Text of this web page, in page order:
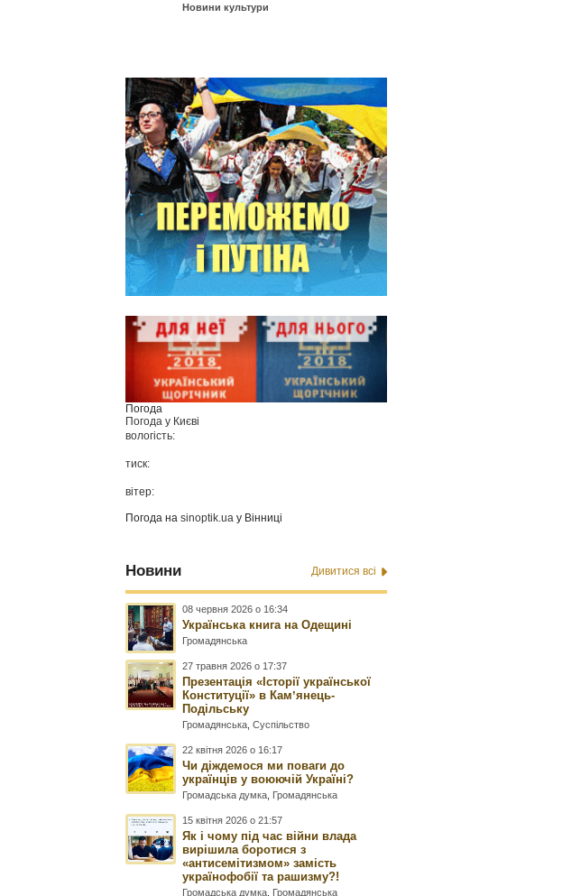
Новини культури
Погода
Погода у Києві
вологість:
тиск:
вітер:
Погода наsinoptik.ua у Вінниці
Новини Дивитися всі
08 червня 2026 о 16:34
Українська книга на Одещині
Громадянська
27 травня 2026 о 17:37
Презентація «Історії української
Конституції» в Камʼянець-
Подільську
Громадянська ,Суспільство
22 квітня 2026 о 16:17
Чи діждемося ми поваги до
українців у воюючій Україні?
Громадська думка Громадянська
15 квітня 2026 о 21:57
Як і чому під час війни влада
вирішила боротися з
«антисемітизмом» замість
українофобії та рашизму?!
Громадська думка Громадянська